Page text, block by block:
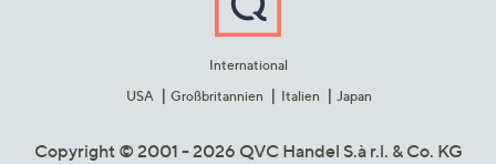
International
USA
Großbritannien Italien Japan
Copyright © 2001 - 2026 QVC Handel S.à r.l. & Co. KG